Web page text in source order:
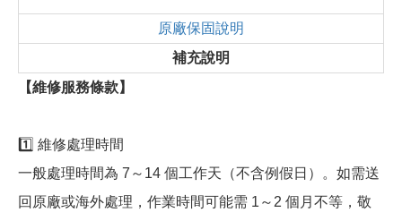
原廠保固說明
補充說明
【維修服務條款】
1️⃣ 維修處理時間
一般處理時間為 7～14 個工作天（不含例假日）。如需送
回原廠或海外處理，作業時間可能需 1～2 個月不等，敬